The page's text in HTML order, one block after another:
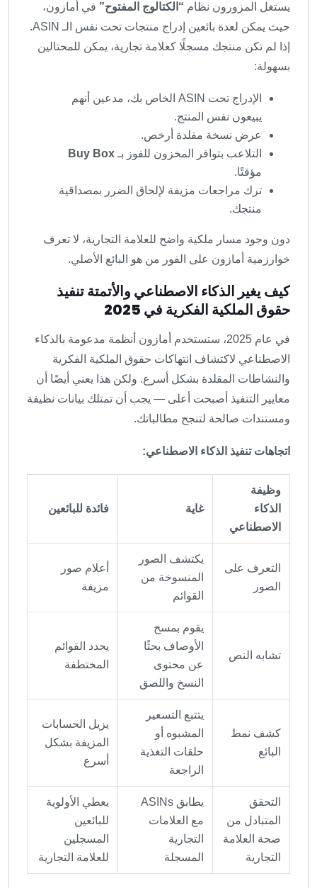
يستغل المزورون نظام “الكتالوج المفتوح” في أمازون،
حيث يمكن لعدة بائعين إدراج منتجات تحت نفس الـ ASIN.
إذا لم تكن منتجك مسجلًا كعلامة تجارية، يمكن للمحتالين
بسهولة:
الإدراج تحت ASIN الخاص بك، مدعين أنهم
يبيعون نفس المنتج.
عرض نسخة مقلدة أرخص.
التلاعب بتوافر المخزون للفوز بـBuy Box
مؤقتًا.
ترك مراجعات مزيفة لإلحاق الضرر بمصداقية
منتجك.
دون وجود مسار ملكية واضح للعلامة التجارية، لا تعرف
خوارزمية أمازون على الفور من هو البائع الأصلي.
كيف يغير الذكاء الاصطناعي والأتمتة تنفيذ
حقوق الملكية الفكرية في 2025
في عام 2025، ستستخدم أمازون أنظمة مدعومة بالذكاء
الاصطناعي لاكتشاف انتهاكات حقوق الملكية الفكرية
والنشاطات المقلدة بشكل أسرع. ولكن هذا يعني أيضًا أن
معايير التنفيذ أصبحت أعلى — يجب أن تمتلك بيانات نظيفة
ومستندات صالحة لتنجح مطالباتك.
اتجاهات تنفيذ الذكاء الاصطناعي:
وظيفة
الذكاء
الاصطناعي
غاية فائدة للبائعين
التعرف على
الصور
يكتشف الصور
المنسوخة من
القوائم
أعلام صور
مزيفة
تشابه النص
يقوم بمسح
الأوصاف بحثًا
عن محتوى
النسخ واللصق
يحدد القوائم
المختطفة
كشف نمط
البائع
يتتبع التسعير
المشبوه أو
حلقات التغذية
الراجعة
يزيل الحسابات
المزيفة بشكل
أسرع
التحقق
المتبادل من
صحة العلامة
التجارية
يطابق ASINs
مع العلامات
التجارية
المسجلة
يعطي الأولوية
للبائعين
المسجلين
للعلامة التجارية